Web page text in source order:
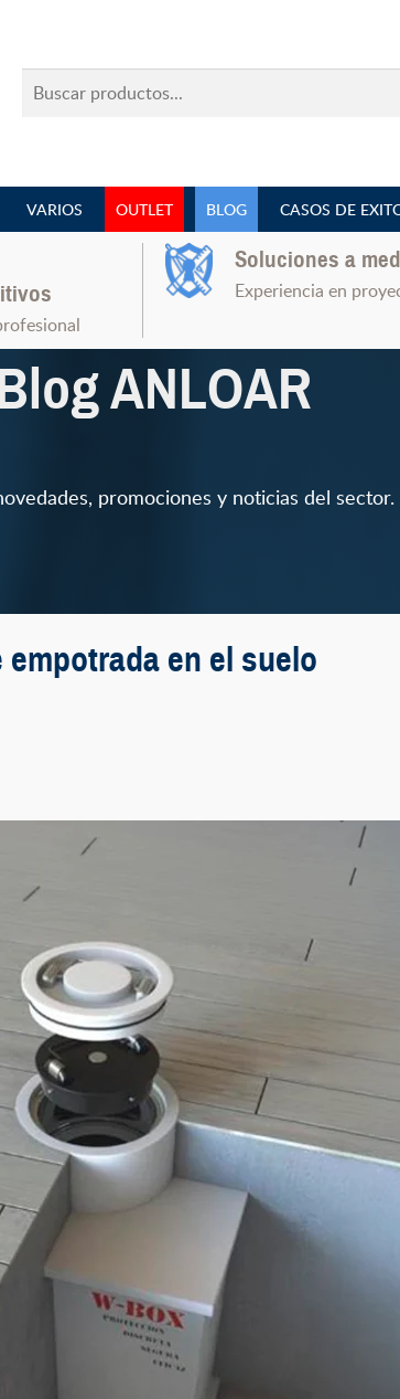
Buscar
productos...
VARIOS OUTLET BLOG CASOS DE
Soluciones a
Experiencia en
ANLOAR
promociones y noticias del sector.
en el suelo